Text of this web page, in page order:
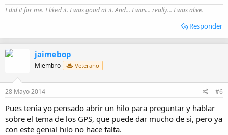
I did it for me. I liked it. I was good at it. And... I was... really... I was alive.
Responder
jaimebop
Miembro Veterano
28 Mayo 2014 #6
Pues tenía yo pensado abrir un hilo para preguntar y hablar
sobre el tema de los GPS, que puede dar mucho de si, pero ya
con este genial hilo no hace falta.